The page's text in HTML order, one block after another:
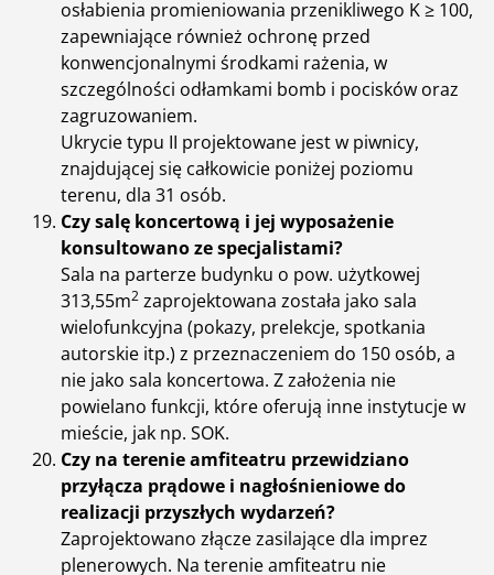
osłabienia promieniowania przenikliwego K ≥ 100,
zapewniające również ochronę przed
konwencjonalnymi środkami rażenia, w
szczególności odłamkami bomb i pocisków oraz
zagruzowaniem.
Ukrycie typu II projektowane jest w piwnicy,
znajdującej się całkowicie poniżej poziomu
terenu, dla 31 osób.
Czy salę koncertową i jej wyposażenie
konsultowano ze specjalistami?
Sala na parterze budynku o pow. użytkowej
313,55m2 zaprojektowana została jako sala
wielofunkcyjna (pokazy, prelekcje, spotkania
autorskie itp.) z przeznaczeniem do 150 osób, a
nie jako sala koncertowa. Z założenia nie
powielano funkcji, które oferują inne instytucje w
mieście, jak np. SOK.
Czy na terenie amfiteatru przewidziano
przyłącza prądowe i nagłośnieniowe do
realizacji przyszłych wydarzeń?
Zaprojektowano złącze zasilające dla imprez
plenerowych. Na terenie amfiteatru nie